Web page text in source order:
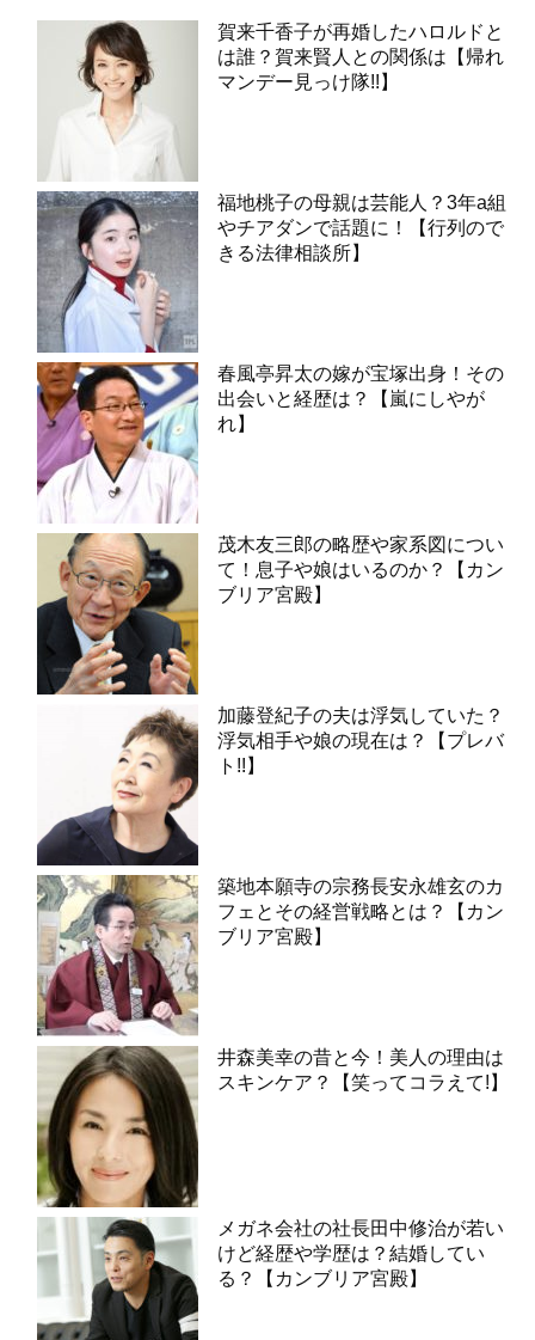
賀来千香子が再婚したハロルドと
は誰？賀来賢人との関係は【帰れ
マンデー見っけ隊!!】
福地桃子の母親は芸能人？3年a組
やチアダンで話題に！【行列ので
きる法律相談所】
春風亭昇太の嫁が宝塚出身！その
出会いと経歴は？【嵐にしやが
れ】
茂木友三郎の略歴や家系図につい
て！息子や娘はいるのか？【カン
ブリア宮殿】
加藤登紀子の夫は浮気していた？
浮気相手や娘の現在は？【プレバ
ト!!】
築地本願寺の宗務長安永雄玄のカ
フェとその経営戦略とは？【カン
ブリア宮殿】
井森美幸の昔と今！美人の理由は
スキンケア？【笑ってコラえて!】
メガネ会社の社長田中修治が若い
けど経歴や学歴は？結婚してい
る？【カンブリア宮殿】